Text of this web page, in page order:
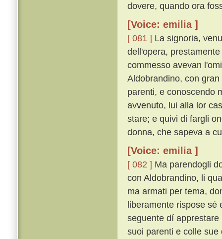
dovere, quando ora
[Voice: emilia ]
[ 081 ] La signoria,
dell'opera,
commesso avevan
Aldobrandino, con
parenti, e conoscendo
avvenuto, lui alla lor
stare; e quivi di fargli
donna, che sapeva a
[Voice: emilia ]
[ 082 ] Ma parendogli
con Aldobrandino, li
ma armati per tema,
liberamente rispose
seguente dí
suoi parenti e colle